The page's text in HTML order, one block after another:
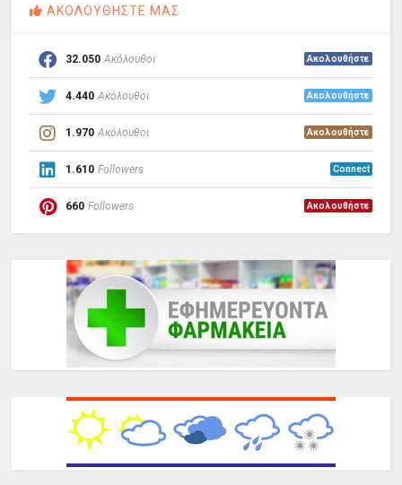
ΑΚΟΛΟΥΘΗΣΤΕ ΜΑΣ
32.050 Ακόλουθοι Ακολουθήστε
4.440 Ακόλουθοι Ακολουθήστε
1.970 Ακόλουθοι Ακολουθήστε
1.610 Followers Connect
660 Followers Ακολουθήστε